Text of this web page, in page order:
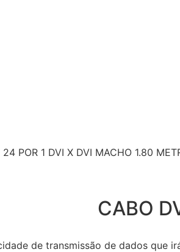
POR 1 DVI X DVI MACHO 1.80
CABO
de transmissão de dados que